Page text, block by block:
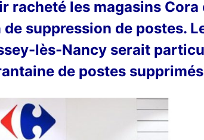
racheté les magasins
suppression de postes.
lès-Nancy serait
de postes